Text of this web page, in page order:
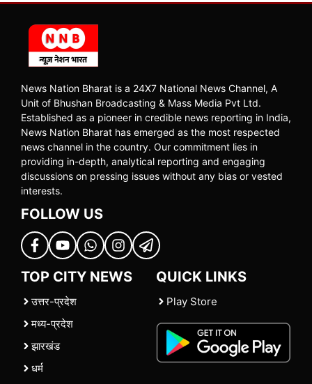
News Nation Bharat is a 24X7 National News Channel, A
Unit of Bhushan Broadcasting & Mass Media Pvt Ltd.
Established as a pioneer in credible news reporting in India,
News Nation Bharat has emerged as the most respected
news channel in the country. Our commitment lies in
providing in-depth, analytical reporting and engaging
discussions on pressing issues without any bias or vested
interests.
FOLLOW US
TOP CITY NEWS
उत्तर-प्रदेश
मध्य-प्रदेश
झारखंड
धर्म
QUICK LINKS
Play Store